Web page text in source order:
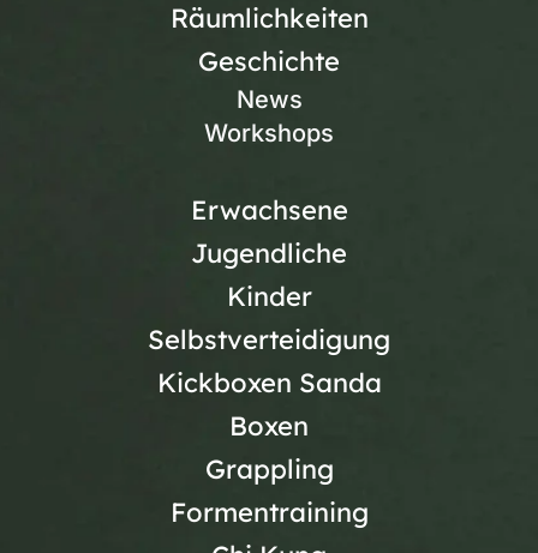
Räumlichkeiten
Geschichte
News
Workshops
Erwachsene
Jugendliche
Kinder
Selbstverteidigung
Kickboxen Sanda
Boxen
Grappling
Formentraining